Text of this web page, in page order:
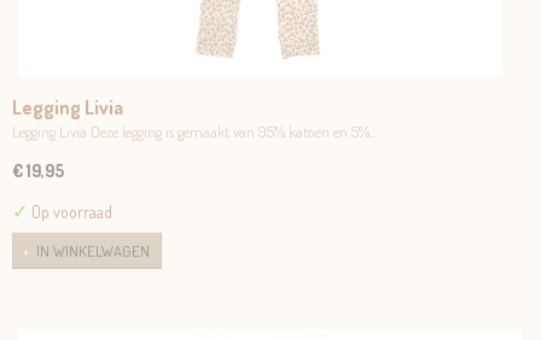
Legging Livia
Legging Livia Deze legging is gemaakt van 95% katoen en 5%…
€ 19,95
✓ Op voorraad
IN WINKELWAGEN